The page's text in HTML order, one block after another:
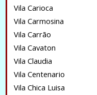
Vila Carioca
Vila Carmosina
Vila Carrão
Vila Cavaton
Vila Claudia
Vila Centenario
Vila Chica Luisa